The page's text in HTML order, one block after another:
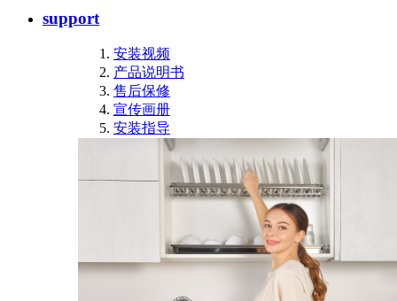
support
安装视频
产品说明书
售后保修
宣传画册
安装指导